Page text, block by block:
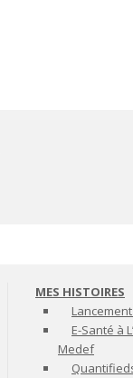
MES HISTOIRES
E-Santé à
Medef